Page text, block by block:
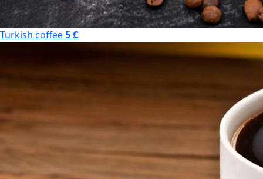
Turkish coffee5 ₾